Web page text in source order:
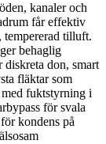
kanaler och
får effektiv
tilluft.
behaglig
don, smart
fläktar som
fuktstyrning i
för svala
kondens på